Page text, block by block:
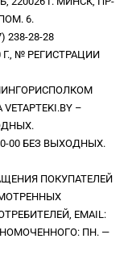
6.
238-28-28
Г., № РЕГИСТРАЦИИ
–
00 БЕЗ ВЫХОДНЫХ.
ПОКУПАТЕЛЕЙ
EMAIL:
ПН. —